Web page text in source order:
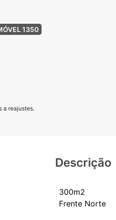
1350
a reajustes.
Descrição
300m2
Frente Norte